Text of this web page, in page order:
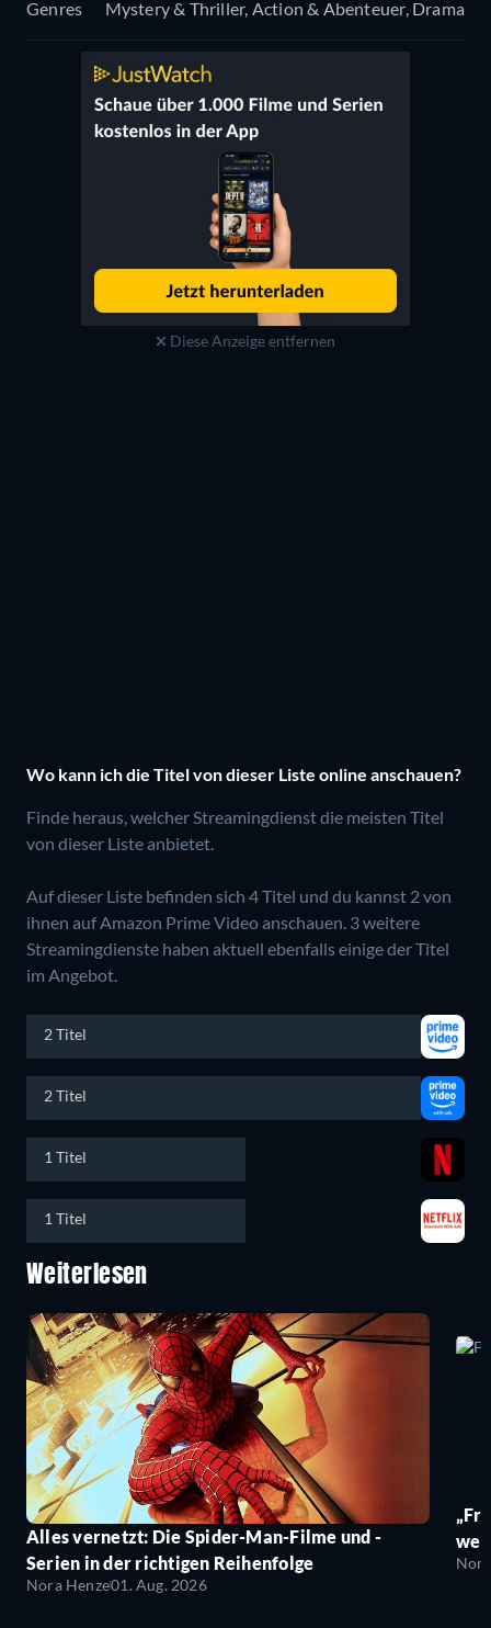
Genres Mystery & Thriller, Action & Abenteuer, Drama
Diese Anzeige entfernen
Wo kann ich die Titel von dieser Liste online anschauen?
Finde heraus, welcher Streamingdienst die meisten Titel
von dieser Liste anbietet.
Auf dieser Liste befinden sich 4 Titel und du kannst 2 von
ihnen auf Amazon Prime Video anschauen. 3 weitere
Streamingdienste haben aktuell ebenfalls einige der Titel
im Angebot.
2 Titel
2 Titel
1 Titel
1 Titel
Weiterlesen
Alles vernetzt: Die Spider-Man-Filme und -
Serien in der richtigen Reihenfolge
Nora Henze01. Aug. 2026